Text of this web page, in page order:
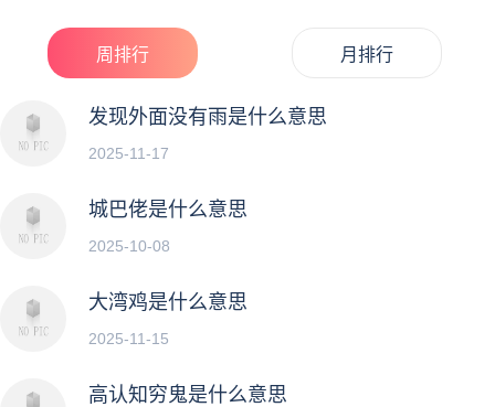
婆...
周排行 月排行
发现外面没有雨是什么意思
2025-11-17
城巴佬是什么意思
2025-10-08
大湾鸡是什么意思
2025-11-15
高认知穷鬼是什么意思